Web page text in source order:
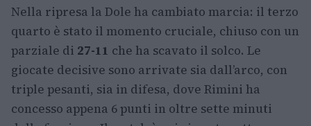
Nella ripresa la Dole ha cambiato marcia: il terzo
quarto è stato il momento cruciale, chiuso con un
parziale di 27-11 che ha scavato il solco. Le
giocate decisive sono arrivate sia dall’arco, con
triple pesanti, sia in difesa, dove Rimini ha
concesso appena 6 punti in oltre sette minuti